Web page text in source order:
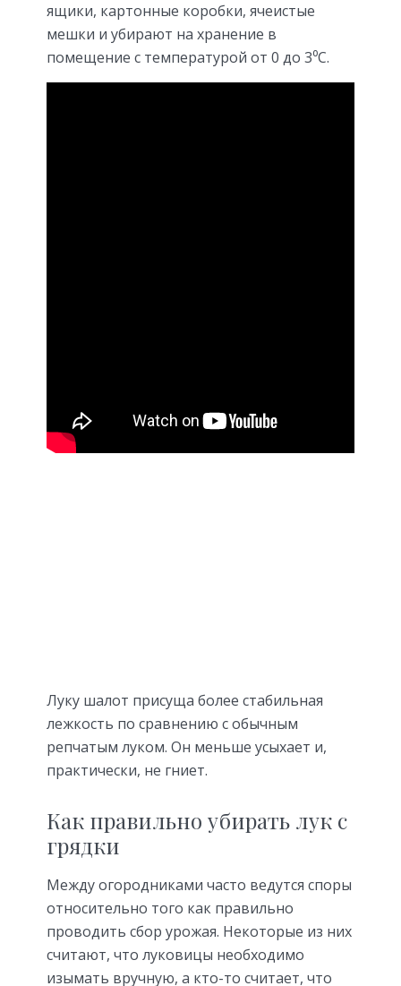
ящики, картонные коробки, ячеистые
мешки и убирают на хранение в
помещение с температурой от 0 до 3⁰С.
Луку шалот присуща более стабильная
лежкость по сравнению с обычным
репчатым луком. Он меньше усыхает и,
практически, не гниет.
Как правильно убирать лук с
грядки
Между огородниками часто ведутся споры
относительно того как правильно
проводить сбор урожая. Некоторые из них
считают, что луковицы необходимо
изымать вручную, а кто-то считает, что